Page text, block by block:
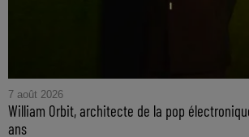
7 août 2026
William Orbit, architecte de la pop
ans